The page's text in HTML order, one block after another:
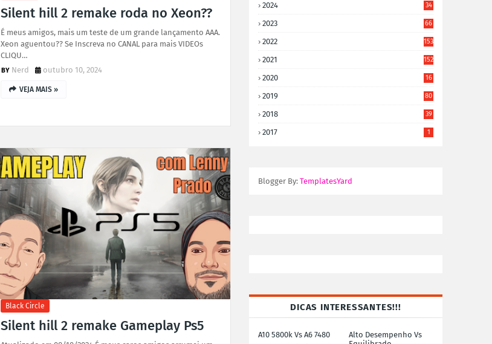
Silent hill 2 remake roda no Xeon??
É meus amigos, mais um teste de um grande lançamento AAA.
Xeon aguentou?? Se Inscreva no CANAL para mais VIDEOs
CLIQU…
Nerd
outubro 10, 2024
VEJA MAIS »
Black Circle
Silent hill 2 remake Gameplay Ps5
2024 34
2023 66
2022 153
2021 152
2020
16
2019 80
2018 39
2017 1
Blogger By: TemplatesYard
DICAS INTERESSANTES!!!
A10 5800k Vs A6 7480
Alto Desempenho Vs